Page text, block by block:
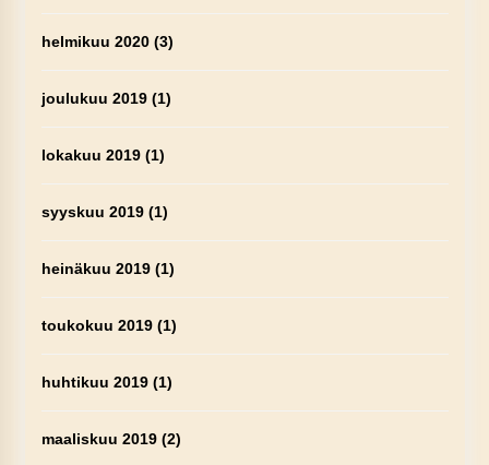
helmikuu 2020(3)
joulukuu 2019(1)
lokakuu 2019(1)
syyskuu 2019(1)
heinäkuu 2019(1)
toukokuu 2019(1)
huhtikuu 2019(1)
maaliskuu 2019(2)